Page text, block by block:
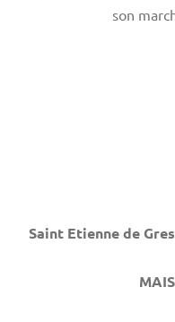
son
Saint Etienne de Gres